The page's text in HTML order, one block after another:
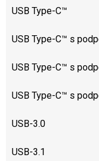
USB Type-C™
USB Type-C™ s
USB Type-C™ s
USB Type-C™ s
USB-3.0
USB-3.1